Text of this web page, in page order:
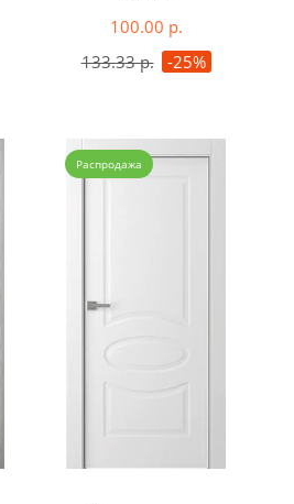
100.00 р.
133.33 р.
-25%
Распродажа